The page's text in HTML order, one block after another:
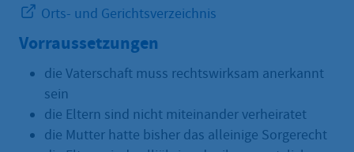
Orts- und Gerichtsverzeichnis
Vorraussetzungen
die Vaterschaft muss rechtswirksam anerkannt
sein
die Eltern sind nicht miteinander verheiratet
die Mutter hatte bisher das alleinige Sorgerecht